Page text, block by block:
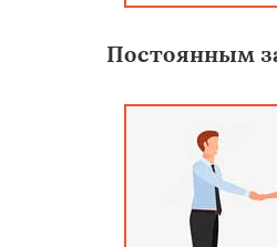
Постоянным